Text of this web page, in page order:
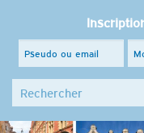
Search for: